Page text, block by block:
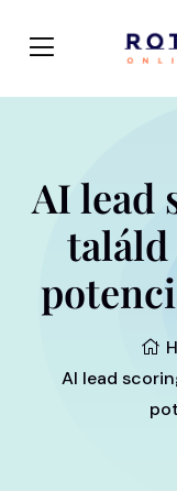
AI lead
találd
AI lead